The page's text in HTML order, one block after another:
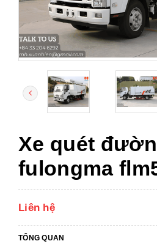
Xe quét
fulongma
Liên hệ
TỔNG QUAN